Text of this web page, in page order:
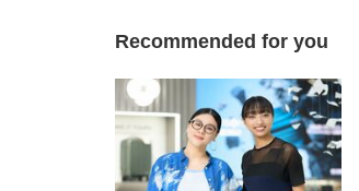
Recommended for you